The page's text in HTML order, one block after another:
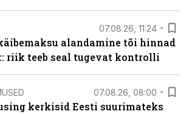
07.08.26, 11:24
alandamine tõi hinnad
riik teeb seal tugevat kontrolli
07.08.26, 08:00
kerkisid Eesti suurimateks